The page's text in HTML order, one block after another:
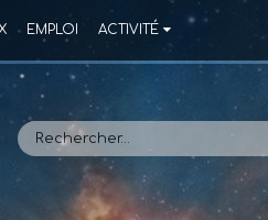
EMPLOI ACTIVITÉ